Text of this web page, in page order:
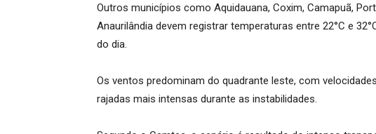
Outros municípios como Aquidauana, Coxim, Camapuã,
Anaurilândia devem registrar temperaturas entre 22°C e
do dia.
Os ventos predominam do quadrante leste, com
rajadas mais intensas durante as instabilidades.